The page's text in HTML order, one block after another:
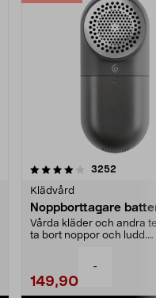
-
3252
Klädvård
Noppborttagare
Vårda kläder och andra
ta bort noppor och ludd.
149,90
4.5av 5 stjärnor